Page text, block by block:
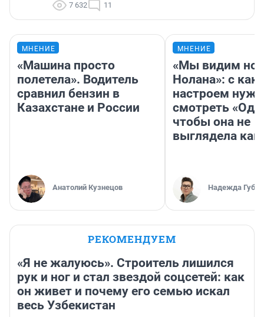
7 632 11
МНЕНИЕ
«Машина просто
полетела». Водитель
сравнил бензин в
Казахстане и России
Анатолий Кузнецов
МНЕНИЕ
«Мы видим
Нолана»: с
настроем
смотреть
чтобы она не
выглядела как
Надежда
РЕКОМЕНДУЕМ
«Я не жалуюсь». Строитель лишился
рук и ног и стал звездой соцсетей: как
он живет и почему его семью искал
весь Узбекистан